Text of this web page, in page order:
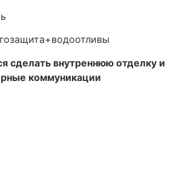
сделать внутреннюю отделку и
коммуникации